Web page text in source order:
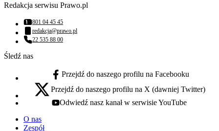
Redakcja serwisu Prawo.pl
Numer telefonu:
801 04 45 45
Adres email:
redakcja@prawo.pl
Numer telefonu:
22 535 88 00
Śledź nas
facebook - otwiera się w nowej karcie
Przejdź do naszego profilu na Facebooku
x - otwiera się w nowej karcie
Przejdź do naszego profilu na X (dawniej Twitter)
youtube - otwiera się w nowej karcie
Odwiedź nasz kanał w serwisie YouTube
O nas
Zespół